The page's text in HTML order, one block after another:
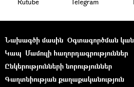
Նախագծի մասին Օգտագործման
Կապ Մամուլի հաղորդագրություններ
Ընկերությունների նորություններ
Գաղտնիության քաղաքականություն